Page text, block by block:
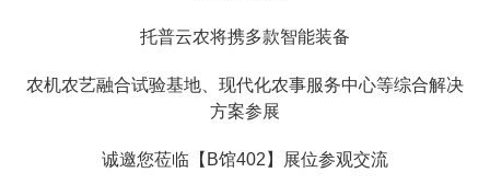
托普云农将携多款智能装备
农机农艺融合试验基地、现代化农事服务中心等综合解决
方案参展
诚邀您莅临【B馆402】展位参观交流